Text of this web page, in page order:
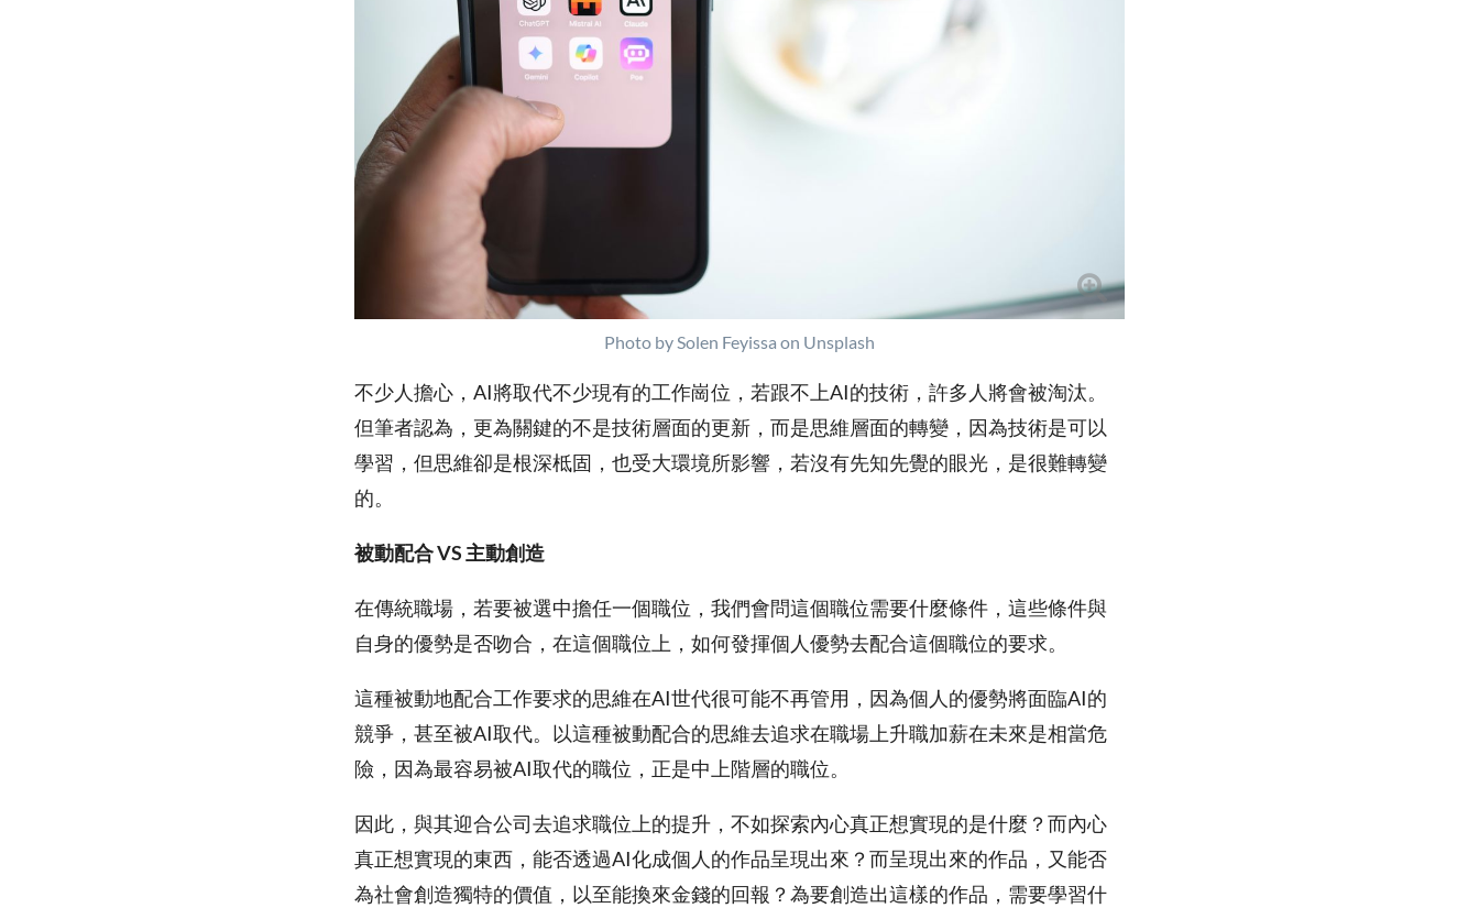
Photo by Solen Feyissa on Unsplash
不少人擔心，AI將取代不少現有的工作崗位，若跟不上AI的技術，許多人將會被淘汰。
但筆者認為，更為關鍵的不是技術層面的更新，而是思維層面的轉變，因為技術是可以
學習，但思維卻是根深柢固，也受大環境所影響，若沒有先知先覺的眼光，是很難轉變
的。
被動配合 VS 主動創造
在傳統職場，若要被選中擔任一個職位，我們會問這個職位需要什麼條件，這些條件與
自身的優勢是否吻合，在這個職位上，如何發揮個人優勢去配合這個職位的要求。
這種被動地配合工作要求的思維在AI世代很可能不再管用，因為個人的優勢將面臨AI的
競爭，甚至被AI取代。以這種被動配合的思維去追求在職場上升職加薪在未來是相當危
險，因為最容易被AI取代的職位，正是中上階層的職位。
因此，與其迎合公司去追求職位上的提升，不如探索內心真正想實現的是什麼？而內心
真正想實現的東西，能否透過AI化成個人的作品呈現出來？而呈現出來的作品，又能否
為社會創造獨特的價值，以至能換來金錢的回報？為要創造出這樣的作品，需要學習什